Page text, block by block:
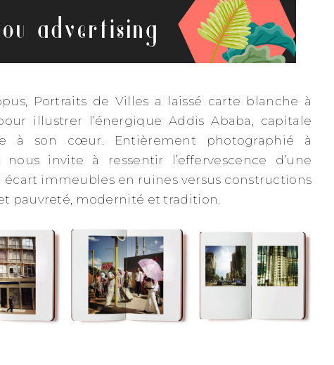
Portraits de Villes a laissé carte blanche à
illustrer l’énergique Addis Ababa, capitale
à son cœur. Entièrement photographié à
nous invite à ressentir l’effervescence d’une
immeubles en ruines versus constructions
pauvreté, modernité et tradition.